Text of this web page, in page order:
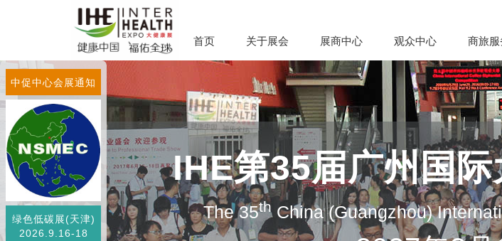
首页 关于展会 展商中心 观众中心 商旅服
IHE第35届广州国
The 35thChina (Guangzhou)
中促中心会展通知
绿色低碳展(天津)
2026.9.16-18